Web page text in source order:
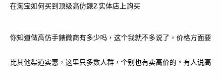
在淘宝如何买到顶级高仿錶2.实体店上购买
你知道做高仿手錶微商有多少吗，这个我就不多说了，价格方面要
比其他渠道实惠，这里只多数人群，个别也有卖高价的。有人说高